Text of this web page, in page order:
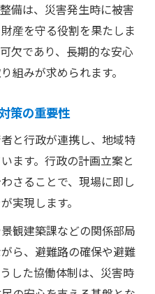
備は、災害発生時に被害
産を守る役割を果たしま
欠であり、長期的な安心
組みが求められます。
策の重要性
と行政が連携し、地域特
ます。行政の計画立案と
さることで、現場に即し
実現します。
観建築課などの関係部局
ら、避難路の確保や避難
した協働体制は、災害時